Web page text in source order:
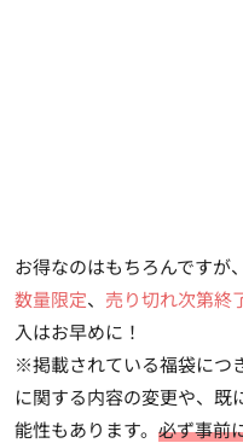
お得なのはもちろんですが
数量限定、 売り切れ次第終
入はお早めに！
※掲載されている福袋につ
に関する内容の変更や、既
能性もあります。 必ず事前